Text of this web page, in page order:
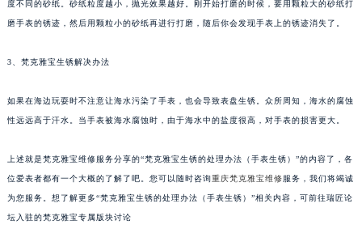
度不同的砂纸。砂纸粒度越小，抛光效果越好。刚开始打磨的时候，要用颗粒大的砂纸打
磨手表的锈迹，然后用颗粒小的砂纸再进行打磨，随后你会发现手表上的锈迹消失了。
3、梵克雅宝生锈解决办法
如果在海边玩耍时不注意让海水污染了手表，也会导致表盘生锈。众所周知，海水的腐蚀
性远远高于汗水。当手表被海水腐蚀时，由于海水中的盐度很高，对手表的损害更大。
上述就是梵克雅宝维修服务分享的“梵克雅宝生锈的处理办法（手表生锈）”的内容了，各
位爱表者都有一个大概的了解了吧。您可以随时咨询 重庆梵克雅宝维修 服务，我们将竭诚
为您服务。想了解更多“梵克雅宝生锈的处理办法（手表生锈）”相关内容，可前往瑞匠论
坛入驻的梵克雅宝专属版块讨论